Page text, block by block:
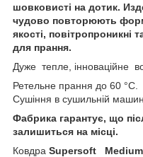
шовковисті на дотик.
чудово повторюють
якості, повітропроникні
для прання.
Дуже тепле, інноваційне
Ретельне прання до 60 °C.
Сушіння в сушильній
Фабрика гарантує, що
залишиться на місці.
Ковдра Supersoft Medium